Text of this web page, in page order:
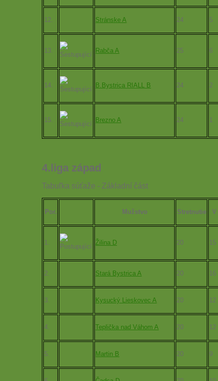
12. Stránske A 24 5
13. Rabča A 25 6
14. B.Bystrica RIALL B 24 2
15. Brezno A 24 1
4.liga západ
Tabuľka súťaže - Základní část
Por. Mužstvo Stretnutie V
1. Žilina D 20 15
2. Stará Bystrica A 20 16
3. Kysucký Lieskovec A 20 12
4. Teplička nad Váhom A 20 12
5. Martin B 20 9